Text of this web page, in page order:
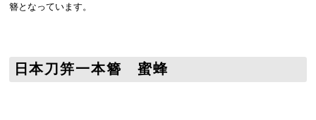
簪となっています。
日本刀笄一本簪 蜜蜂